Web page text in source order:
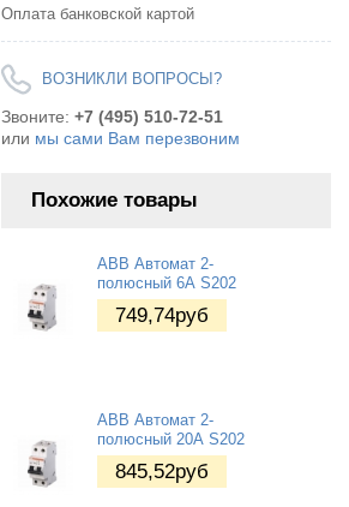
Оплата банковской картой
ВОЗНИКЛИ ВОПРОСЫ?
Звоните: +7 (495) 510-72-51
или мы сами Вам перезвоним
Похожие товары
ABB Автомат 2-
полюсный 6А S202
749,74руб
ABB Автомат 2-
полюсный 20А S202
845,52руб